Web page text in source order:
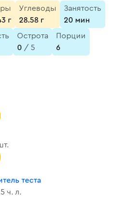
г
Углеводы
28.58 г
Занятость
20 мин
Острота
0 / 5
Порции
6
теста
ч. л.